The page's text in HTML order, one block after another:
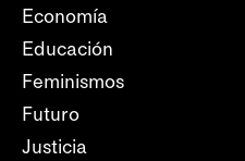
Economía
Educación
Feminismos
Futuro
Justicia